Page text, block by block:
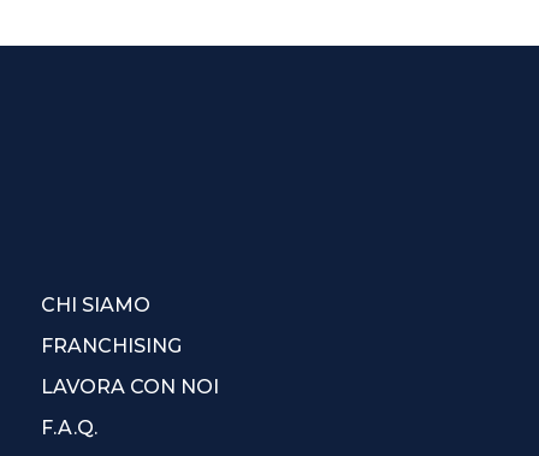
CHI SIAMO
FRANCHISING
LAVORA CON NOI
F.A.Q.